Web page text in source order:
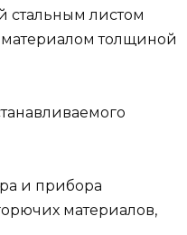
стальным листом
толщиной
и прибора
материалов,